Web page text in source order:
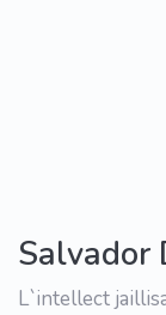
Salvador
L`intellect